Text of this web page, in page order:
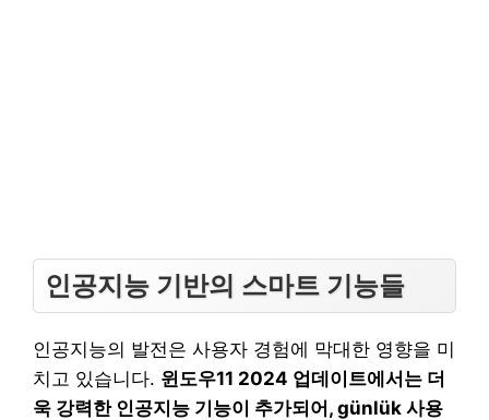
인공지능 기반의 스마트 기능들
인공지능의 발전은 사용자 경험에 막대한 영향을 미
치고 있습니다. 윈도우11 2024 업데이트에서는 더
욱 강력한 인공지능 기능이 추가되어, günlük 사용